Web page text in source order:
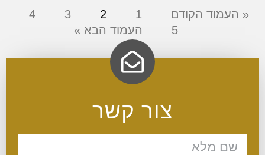
« העמוד הקודם 1
2
3
4
5
העמוד הבא »
צור קשר